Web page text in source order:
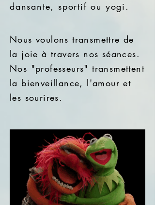
dansante, sportif ou yogi.
Nous voulons transmettre de
la joie à travers nos séances.
Nos "professeurs" transmettent
la bienveillance, l'amour et
les sourires.